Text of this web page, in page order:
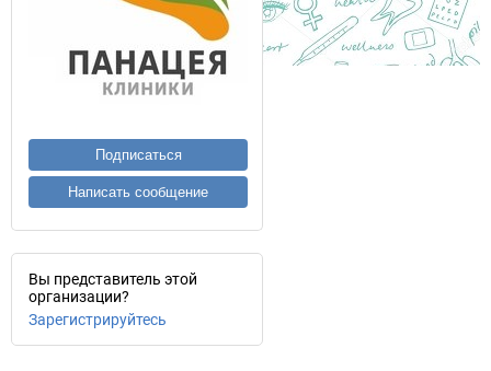
Подписаться
Написать сообщение
Вы представитель этой
организации?
Зарегистрируйтесь